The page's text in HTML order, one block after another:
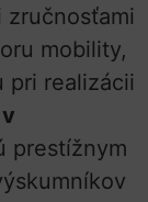
zručnosťami
mobility,
pri realizácii
v
prestížnym